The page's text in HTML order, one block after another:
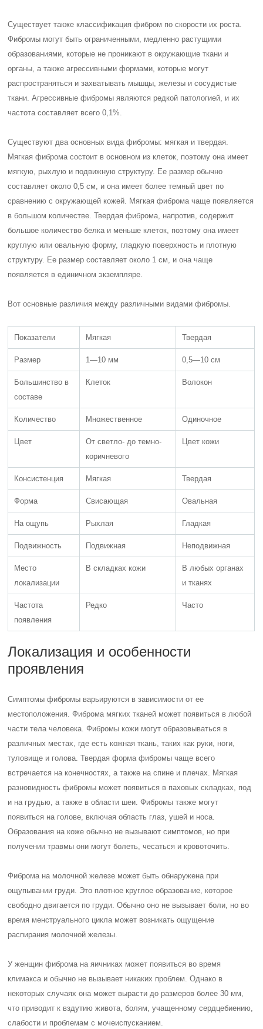
Существует также классификация фибром по скорости их роста.
Фибромы могут быть ограниченными, медленно растущими
образованиями, которые не проникают в окружающие ткани и
органы, а также агрессивными формами, которые могут
распространяться и захватывать мышцы, железы и сосудистые
ткани. Агрессивные фибромы являются редкой патологией, и их
частота составляет всего 0,1%.
Существуют два основных вида фибромы: мягкая и твердая.
Мягкая фиброма состоит в основном из клеток, поэтому она имеет
мягкую, рыхлую и подвижную структуру. Ее размер обычно
составляет около 0,5 см, и она имеет более темный цвет по
сравнению с окружающей кожей. Мягкая фиброма чаще появляется
в большом количестве. Твердая фиброма, напротив, содержит
большое количество белка и меньше клеток, поэтому она имеет
круглую или овальную форму, гладкую поверхность и плотную
структуру. Ее размер составляет около 1 см, и она чаще
появляется в единичном экземпляре.
Вот основные различия между различными видами фибромы.
Показатели Мягкая Твердая
Размер 1―10 мм 0,5―10 см
Большинство в
составе
Клеток Волокон
Количество Множественное Одиночное
Цвет
От светло- до темно-
коричневого
Цвет кожи
Консистенция Мягкая Твердая
Форма Свисающая Овальная
На ощупь Рыхлая Гладкая
Подвижность Подвижная Неподвижная
Место
локализации
В складках кожи
В любых органах
и тканях
Частота
появления
Редко Часто
Локализация и особенности
проявления
Симптомы фибромы варьируются в зависимости от ее
местоположения. Фиброма мягких тканей может появиться в любой
части тела человека. Фибромы кожи могут образовываться в
различных местах, где есть кожная ткань, таких как руки, ноги,
туловище и голова. Твердая форма фибромы чаще всего
встречается на конечностях, а также на спине и плечах. Мягкая
разновидность фибромы может появиться в паховых складках, под
и на грудью, а также в области шеи. Фибромы также могут
появиться на голове, включая область глаз, ушей и носа.
Образования на коже обычно не вызывают симптомов, но при
получении травмы они могут болеть, чесаться и кровоточить.
Фиброма на молочной железе может быть обнаружена при
ощупывании груди. Это плотное круглое образование, которое
свободно двигается по груди. Обычно оно не вызывает боли, но во
время менструального цикла может возникать ощущение
распирания молочной железы.
У женщин фиброма на яичниках может появиться во время
климакса и обычно не вызывает никаких проблем. Однако в
некоторых случаях она может вырасти до размеров более 30 мм,
что приводит к вздутию живота, болям, учащенному сердцебиению,
слабости и проблемам с мочеиспусканием.